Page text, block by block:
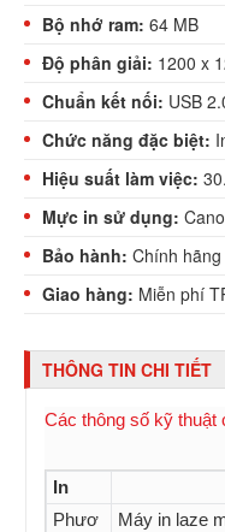
Bộ nhớ ram: 64 MB
Độ phân giải: 1200 x
Chuẩn kết nối: USB
Chức năng đặc biệt:
Hiệu suất làm việc:
Mực in sử dụng:
Bảo hành: Chính
Giao hàng: Miễn phí
THÔNG TIN CHI TIẾT
Các thông số kỹ thuật
In
Phươ
Máy in laze